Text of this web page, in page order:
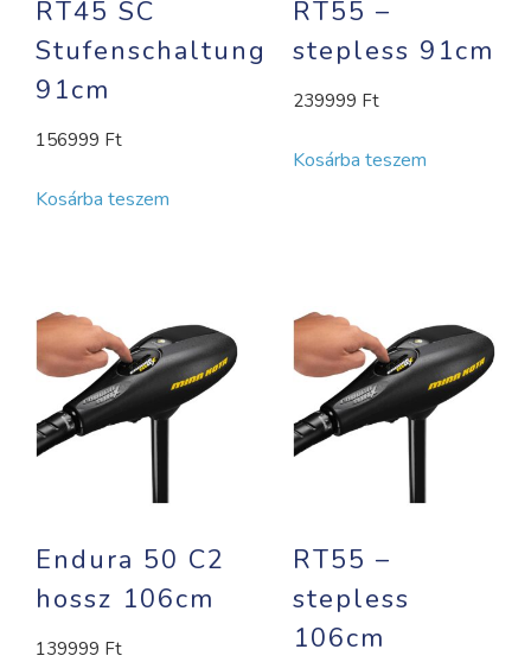
RT45 SC
Stufenschaltung
91cm
156999 Ft
Kosárba teszem
RT55 –
stepless 91cm
239999 Ft
Kosárba teszem
Endura 50 C2
hossz 106cm
139999 Ft
RT55 –
stepless
106cm